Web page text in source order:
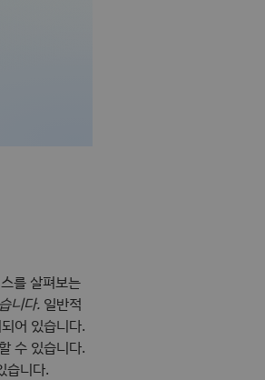
를 살펴보는
니다. 일반적
어 있습니다.
수 있습니다.
습니다.